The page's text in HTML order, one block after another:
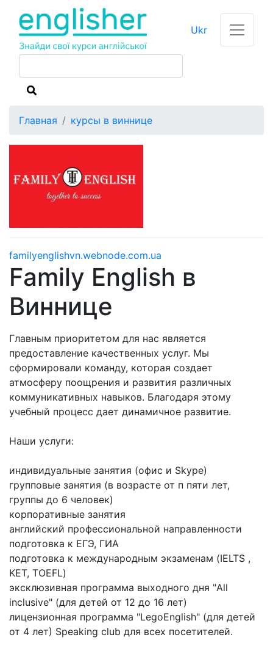
Ukr
Главная курсы в виннице
familyenglishvn.webnode.com.ua
Family English в
Виннице
Главным приоритетом для нас является
предоставление качественных услуг. Мы
сформировали команду, которая создает
атмосферу поощрения и развития различных
коммуникативных навыков. Благодаря этому
учебный процесс дает динамичное развитие.
Наши услуги:
индивидуальные занятия (офис и Skype)
групповые занятия (в возрасте от п пяти лет,
группы до 6 человек)
корпоративные занятия
английский профессиональной направленности
подготовка к ЕГЭ, ГИА
подготовка к международным экзаменам (IELTS ,
KET, TOEFL)
эксклюзивная программа выходного дня "All
inclusive" (для детей от 12 до 16 лет)
лицензионная программа "LegoEnglish" (для детей
от 4 лет) Speaking club для всех посетителей.